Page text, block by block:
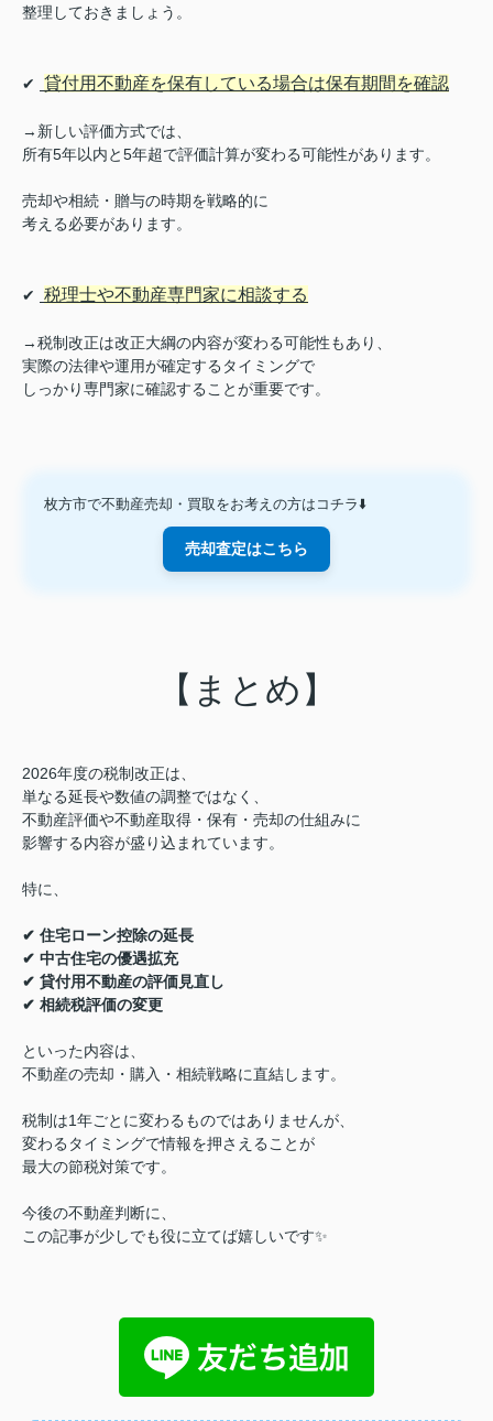
整理しておきましょう。
✔ 貸付用不動産を保有している場合は保有期間を確認
→新しい評価方式では、
所有5年以内と5年超で評価計算が変わる可能性があります。
売却や相続・贈与の時期を戦略的に
考える必要があります。
✔ 税理士や不動産専門家に相談する
→税制改正は改正大綱の内容が変わる可能性もあり、
実際の法律や運用が確定するタイミングで
しっかり専門家に確認することが重要です。
枚方市で不動産売却・買取をお考えの方はコチラ⬇️
売却査定はこちら
【まとめ】
2026年度の税制改正は、
単なる延長や数値の調整ではなく、
不動産評価や不動産取得・保有・売却の仕組みに
影響する内容が盛り込まれています。
特に、
✔ 住宅ローン控除の延長
✔ 中古住宅の優遇拡充
✔ 貸付用不動産の評価見直し
✔ 相続税評価の変更
といった内容は、
不動産の売却・購入・相続戦略に直結します。
税制は1年ごとに変わるものではありませんが、
変わるタイミングで情報を押さえることが
最大の節税対策です。
今後の不動産判断に、
この記事が少しでも役に立てば嬉しいです✨